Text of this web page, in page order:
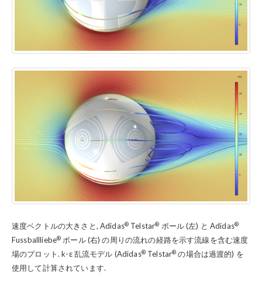
速度ベクトルの大きさと, Adidas® Telstar® ボール (左) と Adidas®
Fussballliebe® ボール (右) の周りの流れの経路を示す流線を含む速度
場のプロット. k-ε 乱流モデル (Adidas®Telstar® の場合は過渡的) を
使用して計算されています.